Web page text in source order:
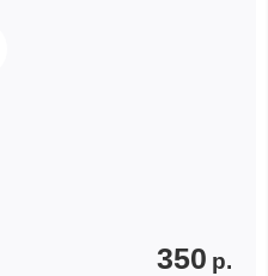
350 р.